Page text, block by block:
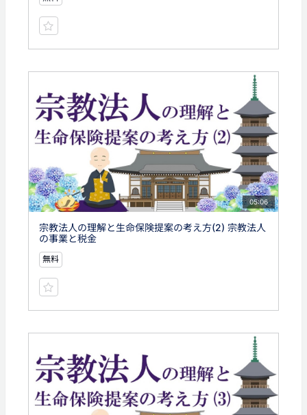
05:06
宗教法人の理解と生命保険提案の考え方(2) 宗教法人
の事業と税金
無料